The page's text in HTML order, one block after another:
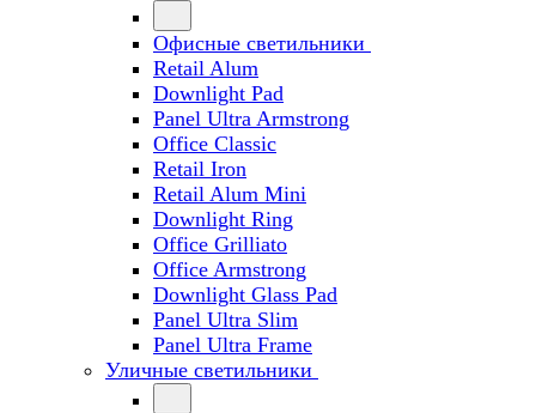
Офисные светильники
Retail Alum
Downlight Pad
Panel Ultra Armstrong
Office Classic
Retail Iron
Retail Alum Mini
Downlight Ring
Office Grilliato
Office Armstrong
Downlight Glass Pad
Panel Ultra Slim
Panel Ultra Frame
Уличные светильники